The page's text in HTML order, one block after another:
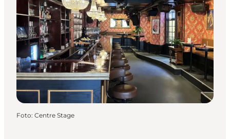
Foto: Centre Stage